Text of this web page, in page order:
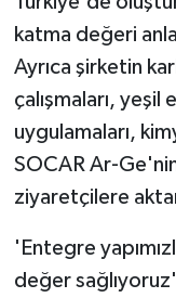
katma değeri
Ayrıca şirketin
çalışmaları, yeşil
uygulamaları,
SOCAR Ar-
ziyaretçilere
'Entegre
değer sağlıyoruz'